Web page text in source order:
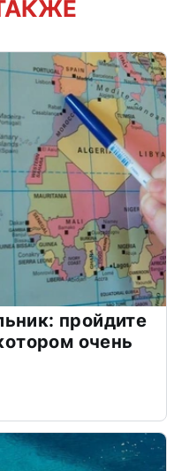
пройдите
очень